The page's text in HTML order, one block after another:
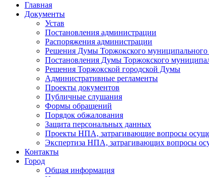
Главная
Документы
Устав
Постановления администрации
Распоряжения администрации
Решения Думы Торжокского муниципального
Постановления Думы Торжокского
Решения Торжокской городской Думы
Административные регламенты
Проекты документов
Публичные слушания
Формы обращений
Порядок обжалования
Защита персональных данных
Проекты НПА, затрагивающие вопросы
Экспертиза НПА, затрагивающих вопросы
Контакты
Город
Общая информация